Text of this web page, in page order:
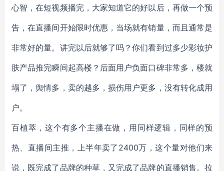
心智，在短视频播完，大家知道它的好以后，再做一个预
告，在直播间开始限时优惠，当场就有销量，而且通常是
非常好的量。讲完以后就够了吗？你们看到过多少彩妆护
肤产品推完瞬间起高楼？后面用户负面口碑非常多，楼就
塌了，舆情多，卖的越多，损伤用户更多，没有转化成用
户。
百植萃，这个有多个主播在做，用同样逻辑，同样的预
热、直播间主推，上半年卖了2400万，这个量对他们来
说，既完成了品牌的种草，又完成了品牌的直播销售。拉